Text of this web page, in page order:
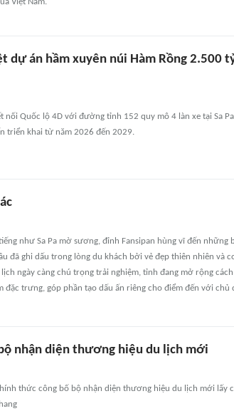
dự án hầm xuyên núi Hàm Rồng 2.500
nối Quốc lộ 4D với đường tỉnh 152 quy mô 4 làn xe tại Sa
triển khai từ năm 2026 đến 2029.
như Sa Pa mờ sương, đỉnh Fansipan hùng vĩ đến những
đã ghi dấu trong lòng du khách bởi vẻ đẹp thiên nhiên và
ngày càng chú trọng trải nghiệm, tỉnh đang mở rộng
trưng, góp phần tạo dấu ấn riêng cho điểm đến với chủ
nhận diện thương hiệu du lịch mới
thức công bố bộ nhận diện thương hiệu du lịch mới lấy